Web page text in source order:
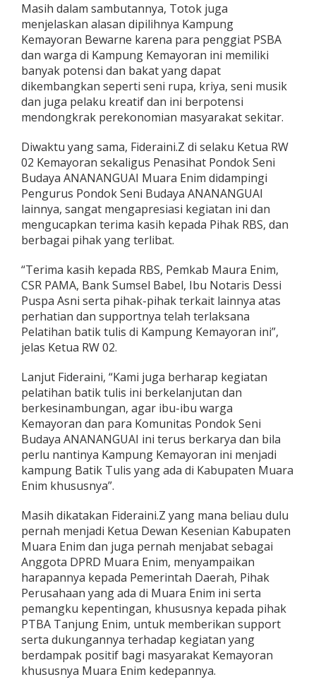
Masih dalam sambutannya, Totok juga
menjelaskan alasan dipilihnya Kampung
Kemayoran Bewarne karena para penggiat PSBA
dan warga di Kampung Kemayoran ini memiliki
banyak potensi dan bakat yang dapat
dikembangkan seperti seni rupa, kriya, seni musik
dan juga pelaku kreatif dan ini berpotensi
mendongkrak perekonomian masyarakat sekitar.
Diwaktu yang sama, Fideraini.Z di selaku Ketua RW
02 Kemayoran sekaligus Penasihat Pondok Seni
Budaya ANANANGUAI Muara Enim didampingi
Pengurus Pondok Seni Budaya ANANANGUAI
lainnya, sangat mengapresiasi kegiatan ini dan
mengucapkan terima kasih kepada Pihak RBS, dan
berbagai pihak yang terlibat.
“Terima kasih kepada RBS, Pemkab Maura Enim,
CSR PAMA, Bank Sumsel Babel, Ibu Notaris Dessi
Puspa Asni serta pihak-pihak terkait lainnya atas
perhatian dan supportnya telah terlaksana
Pelatihan batik tulis di Kampung Kemayoran ini”,
jelas Ketua RW 02.
Lanjut Fideraini, “Kami juga berharap kegiatan
pelatihan batik tulis ini berkelanjutan dan
berkesinambungan, agar ibu-ibu warga
Kemayoran dan para Komunitas Pondok Seni
Budaya ANANANGUAI ini terus berkarya dan bila
perlu nantinya Kampung Kemayoran ini menjadi
kampung Batik Tulis yang ada di Kabupaten Muara
Enim khususnya”.
Masih dikatakan Fideraini.Z yang mana beliau dulu
pernah menjadi Ketua Dewan Kesenian Kabupaten
Muara Enim dan juga pernah menjabat sebagai
Anggota DPRD Muara Enim, menyampaikan
harapannya kepada Pemerintah Daerah, Pihak
Perusahaan yang ada di Muara Enim ini serta
pemangku kepentingan, khususnya kepada pihak
PTBA Tanjung Enim, untuk memberikan support
serta dukungannya terhadap kegiatan yang
berdampak positif bagi masyarakat Kemayoran
khususnya Muara Enim kedepannya.